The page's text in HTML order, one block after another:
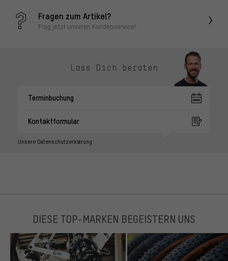
Fragen zum Artikel?
Frag jetzt unseren Kundenservice!
Lass Dich beraten
Terminbuchung
Kontaktformular
Unsere Datenschutzerklärung
DIESE TOP-MARKEN BEGEISTERN UNS